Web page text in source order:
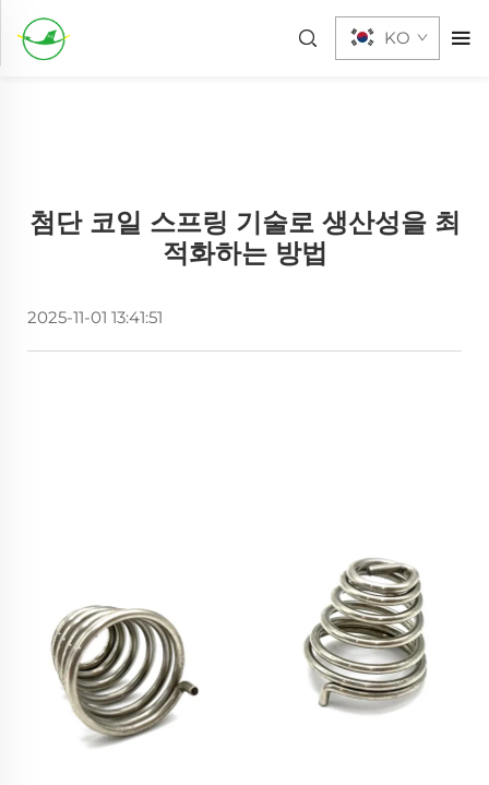
KO
첨단 코일 스프링 기술로 생산성을 최
적화하는 방법
2025-11-01 13:41:51